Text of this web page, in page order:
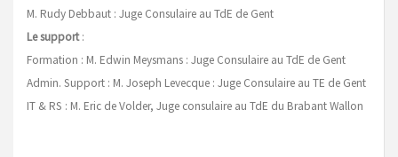
M. Rudy Debbaut : Juge Consulaire au TdE de Gent
Le support:
Formation : M. Edwin Meysmans : Juge Consulaire au TdE de Gent
Admin. Support : M. Joseph Levecque : Juge Consulaire au TE de Gent
IT & RS : M. Eric de Volder, Juge consulaire au TdE du Brabant Wallon